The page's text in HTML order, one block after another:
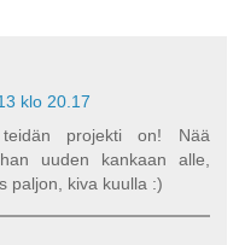
klo 20.17
projekti on! Nää
uuden kankaan alle,
paljon, kiva kuulla :)